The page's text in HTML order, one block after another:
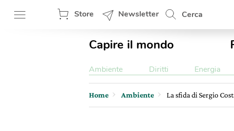
Store Newsletter Cerca
Capire il mondo
Ambiente Diritti Energia
Home Ambiente La sfida di Sergio